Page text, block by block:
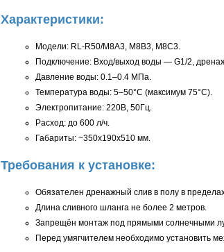
Характеристики:
Модели: RL-R50/M8A3, M8B3, M8C3.
Подключение: Вход/выход воды — G1/2,
Давление воды: 0.1–0.4 МПа.
Температура воды: 5–50°C (максимум 75°C).
Электропитание: 220В, 50Гц.
Расход: до 600 л/ч.
Габариты: ~350x190x510 мм.
Требования к установке:
Обязателен дренажный слив в полу в
Длина сливного шланга не более 2 метров.
Запрещён монтаж под прямыми солнечными
Перед умягчителем необходимо установить